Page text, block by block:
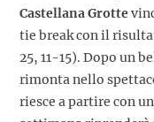
Castellana Grotte
tie break con il
25, 11-15). Dopo un
rimonta nello
riesce a partire con